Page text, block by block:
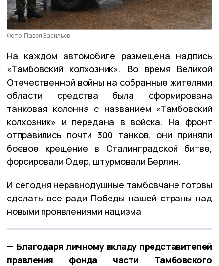
Фото: Павел Васильев
На каждом автомобиле размещена надпись
«Тамбовский колхозник». Во время Великой
Отечественной войны на собранные жителями
области средства была сформирована
танковая колонна с названием «Тамбовский
колхозник» и передана в войска. На фронт
отправились почти 300 танков, они приняли
боевое крещение в Сталинградской битве,
форсировали Одер, штурмовали Берлин.
И сегодня неравнодушные тамбовчане готовы
сделать все ради Победы нашей страны над
новыми проявлениями нацизма
— Благодаря личному вкладу представителей
правления фонда части Тамбовского